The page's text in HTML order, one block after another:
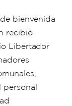
bienvenida
recibió
Libertador
personal